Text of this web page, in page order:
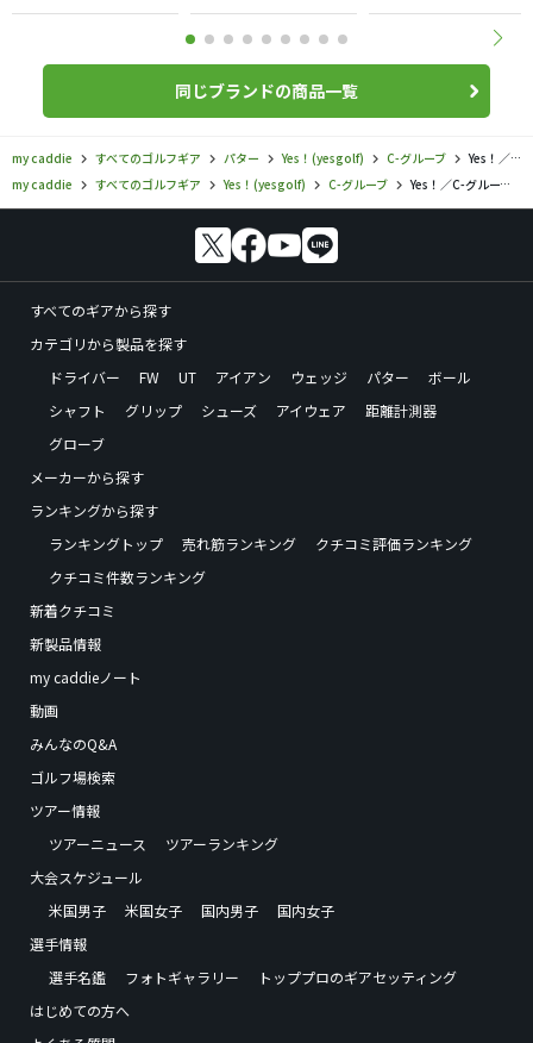
同じブランドの商品一覧
my caddie すべてのゴルフギア パター Yes！(yesgolf) C-グルーブ
Yes！／C-グルーブ／ヴィクトリア パターの口コミ評価
my caddie
すべてのゴルフギア Yes！(yesgolf) C-グルーブ Yes！／C-グルーブ／ヴィクトリア パターの口コミ評価
すべてのギアから探す
カテゴリから製品を探す
ドライバー
FW UT アイアン ウェッジ パター
ボール
シャフト
グリップ シューズ アイウェア
距離計測器
グローブ
メーカーから探す
ランキングから探す
ランキングトップ
売れ筋ランキング
クチコミ評価ランキング
クチコミ件数ランキング
新着クチコミ
新製品情報
my caddieノート
動画
みんなのQ&A
ゴルフ場検索
ツアー情報
ツアーニュース
ツアーランキング
大会スケジュール
米国男子
米国女子 国内男子
国内女子
選手情報
選手名鑑
フォトギャラリー
トッププロのギアセッティング
はじめての方へ